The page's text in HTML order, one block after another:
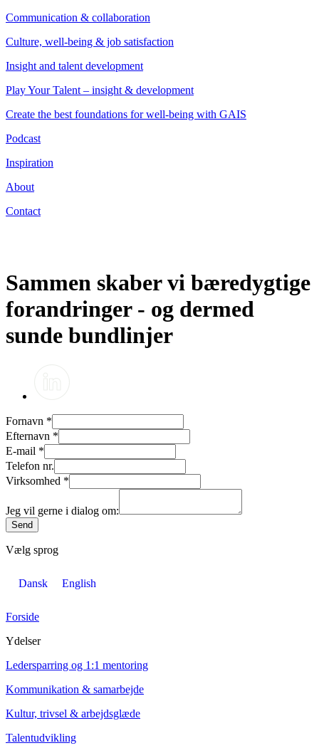
Communication & collaboration
Culture, well-being & job satisfaction
Insight and talent development
Play Your Talent – insight & development
Create the best foundations for well-being with GAIS
Podcast
Inspiration
About
Contact
Sammen skaber vi bæredygtige
forandringer - og dermed
sunde bundlinjer
Fornavn *
Efternavn *
E-mail *
Telefon nr.
Virksomhed *
Jeg vil gerne i dialog om:
Send
Vælg sprog
Dansk English
Forside
Ydelser
Ledersparring og 1:1 mentoring
Kommunikation & samarbejde
Kultur, trivsel & arbejdsglæde
Talentudvikling